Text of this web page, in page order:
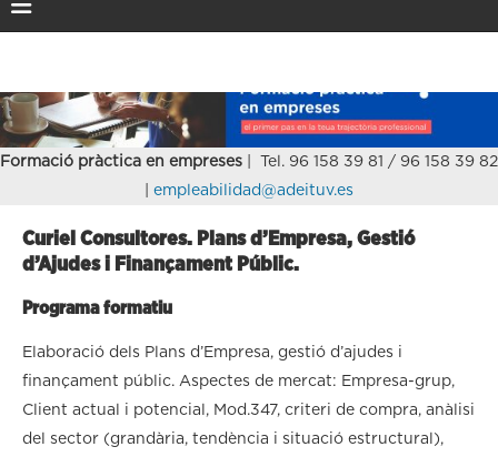
Formació pràctica en empreses
| Tel. 96 158 39 81 / 96 158 39 82
empleabilidad@adeituv.es
Curiel Consultores. Plans d’Empresa, Gestió
d’Ajudes i Finançament Públic.
Programa formatiu
Elaboració dels Plans d’Empresa, gestió d’ajudes i
finançament públic. Aspectes de mercat: Empresa-grup,
Client actual i potencial, Mod.347, criteri de compra, anàlisi
del sector (grandària, tendència i situació estructural),